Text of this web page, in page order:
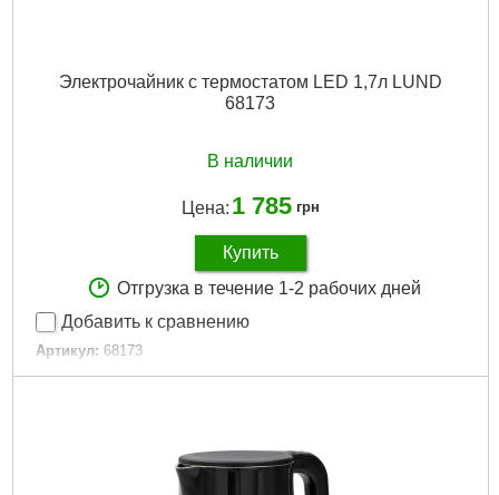
Электрочайник с термостатом LED 1,7л LUND
68173
В наличии
Цена: 1 785 грн
Купить
Отгрузка в течение 1-2 рабочих дней
Добавить к сравнению
Артикул: 68173
Код товара: 30.60.39